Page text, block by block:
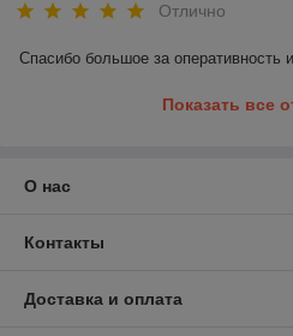
Отлично
Спасибо большое за оперативность
Показать все
О нас
Контакты
Доставка и оплата